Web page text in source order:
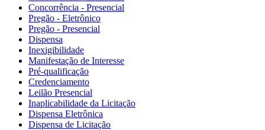
Concorrência - Presencial
Pregão - Eletrônico
Pregão - Presencial
Dispensa
Inexigibilidade
Manifestação de Interesse
Pré-qualificação
Credenciamento
Leilão Presencial
Inaplicabilidade da Licitação
Dispensa Eletrônica
Dispensa de Licitação